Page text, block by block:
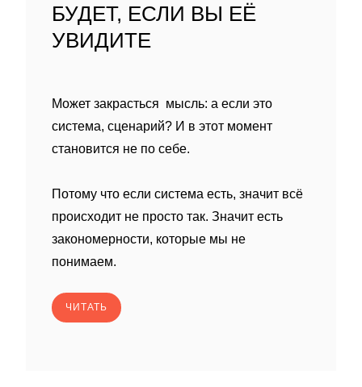
БУДЕТ, ЕСЛИ ВЫ ЕЁ
УВИДИТЕ
Может закрасться мысль: а если это
система, сценарий? И в этот момент
становится не по себе.
Потому что если система есть, значит всё
происходит не просто так. Значит есть
закономерности, которые мы не
понимаем.
ЧИТАТЬ